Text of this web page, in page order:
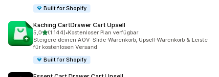
Built for Shopify
Kaching CartDrawer Cart Upsell
5,0von 5 Sternen
(1.144)
1144 Rezensionen insgesamt
•Kostenloser Plan verfügbar
Steigere deinen AOV: Slide-Warenkorb, Upsell-Warenkorb & Leiste
für kostenlosen Versand
Built for Shopify